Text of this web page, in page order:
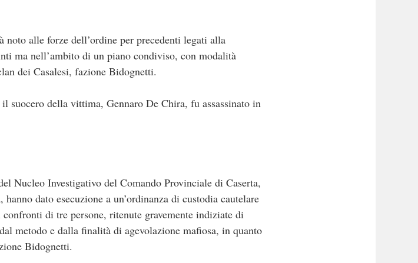
noto alle forze dell’ordine per precedenti legati alla
ma nell’ambito di un piano condiviso, con modalità
dei Casalesi, fazione Bidognetti.
suocero della vittima, Gennaro De Chira, fu assassinato in
Nucleo Investigativo del Comando Provinciale di Caserta,
dato esecuzione a un’ordinanza di custodia cautelare
di tre persone, ritenute gravemente indiziate di
metodo e dalla finalità di agevolazione mafiosa, in quanto
Bidognetti.